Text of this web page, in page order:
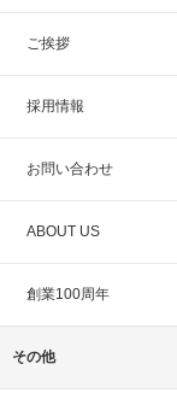
ご挨拶
採用情報
お問い合わせ
ABOUT US
創業100周年
その他